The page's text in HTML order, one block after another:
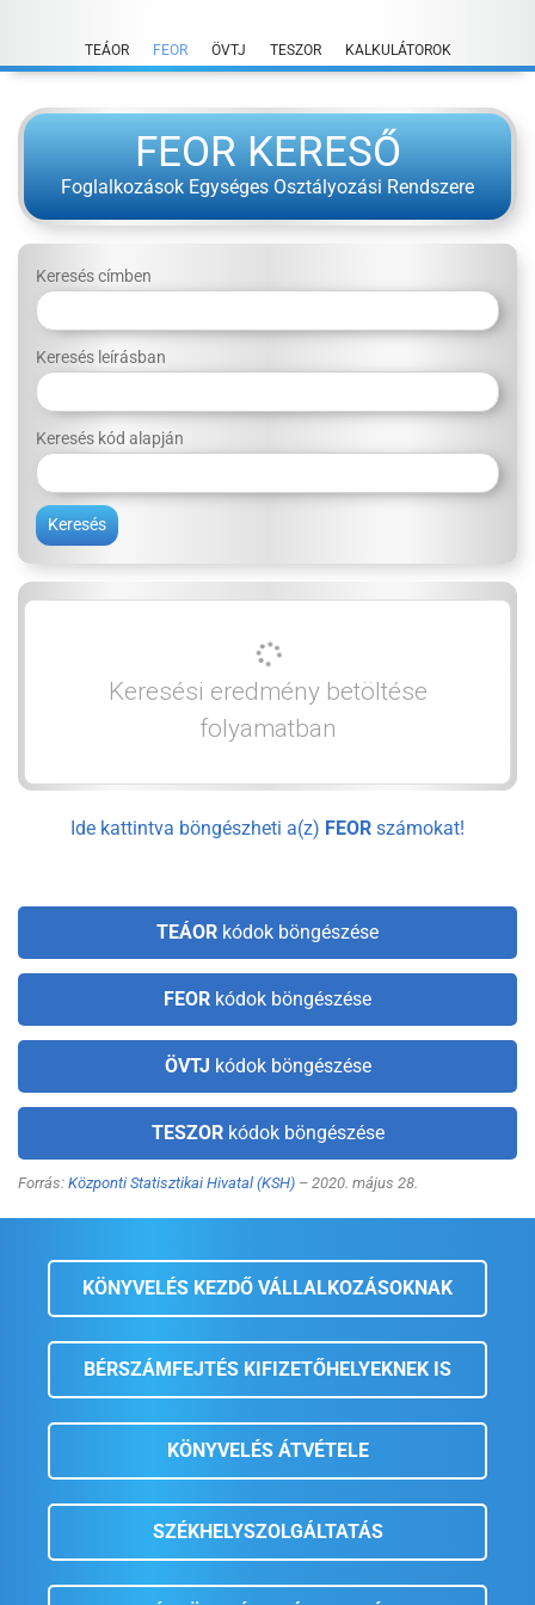
content
TEÁOR FEOR ÖVTJ TESZOR KALKULÁTOROK
FEOR KERESŐ
Foglalkozások Egységes Osztályozási Rendszere
Keresés címben
Keresés leírásban
Keresés kód alapján
Keresési eredmény betöltése
folyamatban
Ide kattintva böngészheti a(z) FEOR számokat!
TEÁOR kódok böngészése
FEOR kódok böngészése
ÖVTJ kódok böngészése
TESZORkódok böngészése
Forrás: Központi Statisztikai Hivatal (KSH) – 2020. május 28.
KÖNYVELÉS KEZDŐ VÁLLALKOZÁSOKNAK
BÉRSZÁMFEJTÉS KIFIZETŐHELYEKNEK IS
KÖNYVELÉS ÁTVÉTELE
SZÉKHELYSZOLGÁLTATÁS